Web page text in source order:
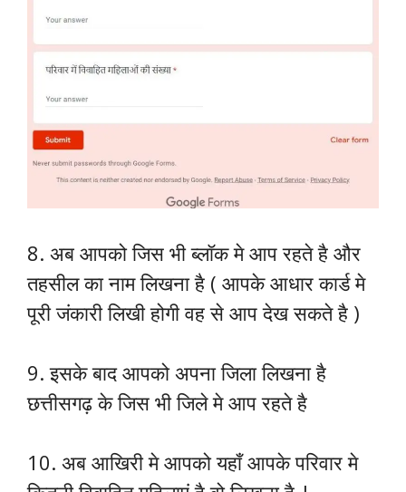
8. अब आपको जिस भी ब्लॉक मे आप रहते है और
तहसील का नाम लिखना है ( आपके आधार कार्ड मे
पूरी जंकारी लिखी होगी वह से आप देख सकते है )
9. इसके बाद आपको अपना जिला लिखना है
छत्तीसगढ़ के जिस भी जिले मे आप रहते है
10. अब आखिरी मे आपको यहाँ आपके परिवार मे